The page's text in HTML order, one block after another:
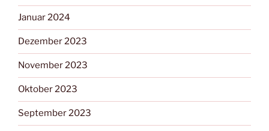
Januar 2024
Dezember 2023
November 2023
Oktober 2023
September 2023